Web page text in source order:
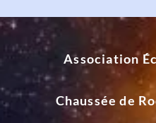
Association
Chaussée de